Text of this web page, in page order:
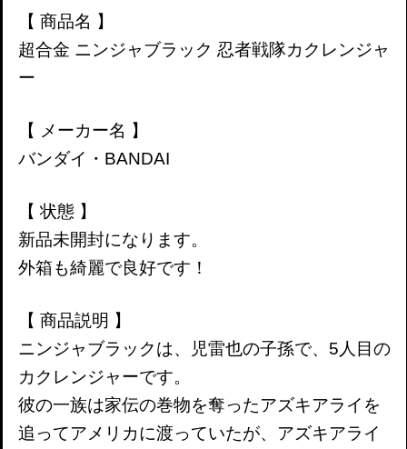
【 商品名 】
超合金 ニンジャブラック 忍者戦隊カクレンジャ
ー
【 メーカー名 】
バンダイ・BANDAI
【 状態 】
新品未開封になります。
外箱も綺麗で良好です！
【 商品説明 】
ニンジャブラックは、児雷也の子孫で、5人目の
カクレンジャーです。
彼の一族は家伝の巻物を奪ったアズキアライを
追ってアメリカに渡っていたが、アズキアライ